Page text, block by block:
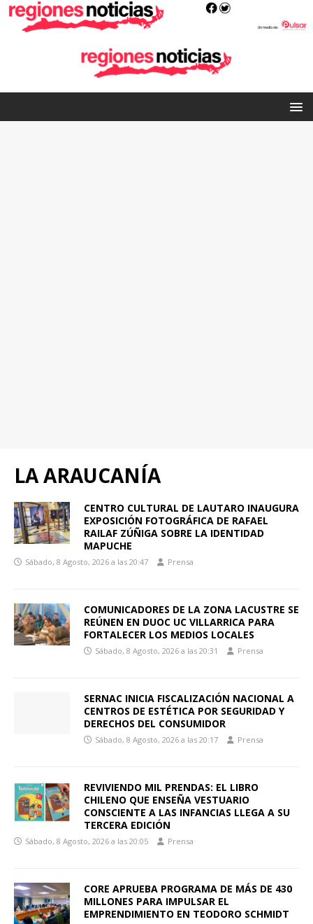
LA ARAUCANÍA
CENTRO CULTURAL DE LAUTARO INAUGURA
EXPOSICIÓN FOTOGRÁFICA DE RAFAEL
RAILAF ZÚÑIGA SOBRE LA IDENTIDAD
MAPUCHE
Sábado, 8 Agosto, 2026 a las 20:47 Prensa
COMUNICADORES DE LA ZONA LACUSTRE SE
REÚNEN EN DUOC UC VILLARRICA PARA
FORTALECER LOS MEDIOS LOCALES
Sábado, 8 Agosto, 2026 a las 20:31 Prensa
SERNAC INICIA FISCALIZACIÓN NACIONAL A
CENTROS DE ESTÉTICA POR SEGURIDAD Y
DERECHOS DEL CONSUMIDOR
Sábado, 8 Agosto, 2026 a las 20:17 Prensa
REVIVIENDO MIL PRENDAS: EL LIBRO
CHILENO QUE ENSEÑA VESTUARIO
CONSCIENTE A LAS INFANCIAS LLEGA A SU
TERCERA EDICIÓN
Sábado, 8 Agosto, 2026 a las 20:05 Prensa
CORE APRUEBA PROGRAMA DE MÁS DE 430
MILLONES PARA IMPULSAR EL
EMPRENDIMIENTO EN TEODORO SCHMIDT